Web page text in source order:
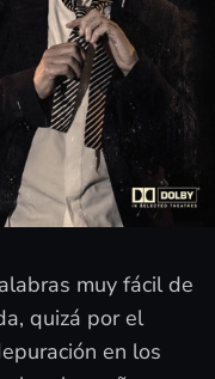
muy fácil de
quizá por el
en los